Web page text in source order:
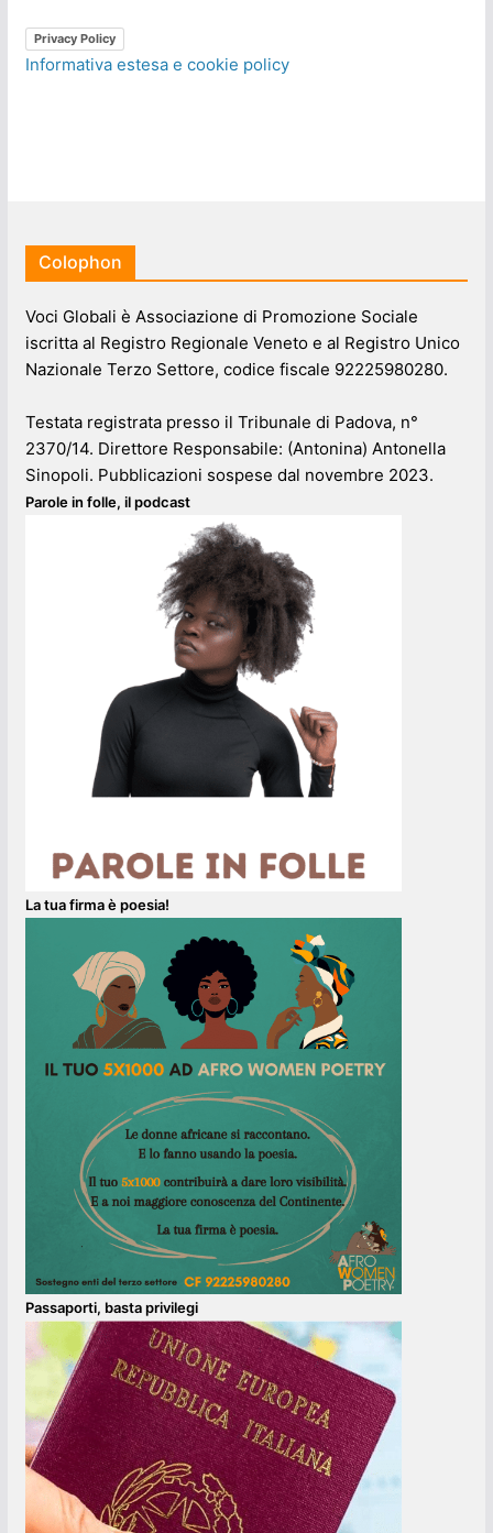
Privacy Policy
Informativa estesa e cookie policy
Colophon
Voci Globali è Associazione di Promozione Sociale
iscritta al Registro Regionale Veneto e al Registro Unico
Nazionale Terzo Settore, codice fiscale 92225980280.
Testata registrata presso il Tribunale di Padova, n°
2370/14. Direttore Responsabile: (Antonina) Antonella
Sinopoli. Pubblicazioni sospese dal novembre 2023.
Parole in folle, il podcast
La tua firma è poesia!
Passaporti, basta privilegi